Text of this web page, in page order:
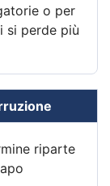
o per
si perde più
riparte